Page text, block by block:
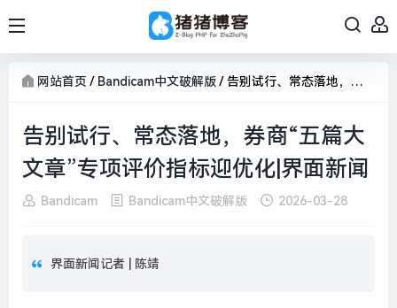
网站首页 / Bandicam中文破解版/告别试行、常态落地，券商“五篇大文章”专项评价指标迎优化|界面新闻
告别试行、常态落地，券商“五篇大
文章”专项评价指标迎优化|界面新闻
Bandicam Bandicam中文破解版 2026-03-28
界面新闻记者 | 陈靖